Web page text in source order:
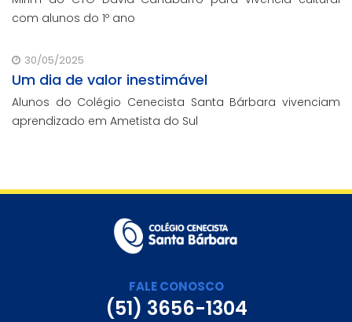
com alunos do 1º ano
30/05/2025
Um dia de valor inestimável
Alunos do Colégio Cenecista Santa Bárbara vivenciam
aprendizado em Ametista do Sul
FALE CONOSCO
(51) 3656-1304